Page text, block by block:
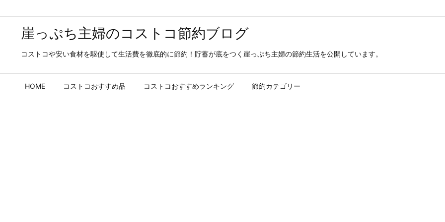
崖っぷち主婦のコストコ節約ブログ
コストコや安い食材を駆使して生活費を徹底的に節約！貯蓄が底をつく崖っぷち主婦の節約生活を公開しています。
HOME コストコおすすめ品 コストコおすすめランキング 節約カテゴリー